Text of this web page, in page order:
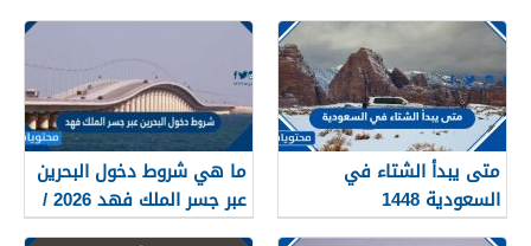
متى يبدأ الشتاء في
السعودية 1448
ما هي شروط دخول البحرين
عبر جسر الملك فهد 2026 /
1448